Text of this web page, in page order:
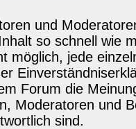
und
so schnell wie
möglich, jede
Forum die
Moderatoren und
sind.